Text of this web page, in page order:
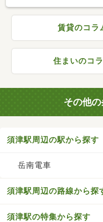
賃貸のコラ
住まいのコ
その他
須津駅周辺の駅から探す
岳南電車
須津駅周辺の路線から探
須津駅の特集から探す